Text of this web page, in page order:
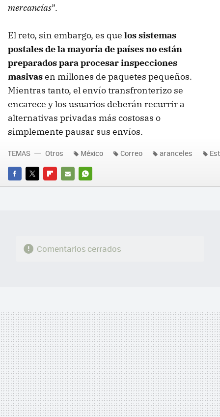
mercancías”.
El reto, sin embargo, es que los sistemas
postales de la mayoría de países no están
preparados para procesar inspecciones
masivasen millones de paquetes pequeños.
Mientras tanto, el envío transfronterizo se
encarece y los usuarios deberán recurrir a
alternativas privadas más costosas o
simplemente pausar sus envíos.
FACEBOOK
TWITTERFLIPBOARD
E-
WHATSAPP
TEMAS Otros México Correo aranceles
Comentarios cerrados